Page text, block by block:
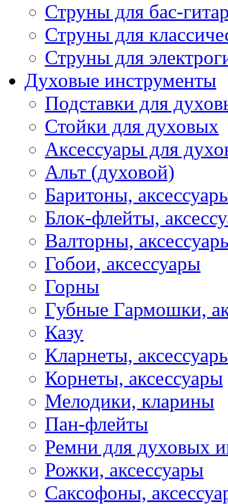
Струны для бас-
Струны для
Струны для
Духовые инструменты
Подставки для
Стойки для духовых
Аксессуары для
Альт (духовой)
Баритоны,
Блок-флейты,
Валторны,
Гобои, аксессуары
Горны
Губные Гармошки,
Казу
Кларнеты,
Корнеты, аксессуары
Мелодики, кларины
Пан-флейты
Ремни для духовых
Рожки, аксессуары
Саксофоны,